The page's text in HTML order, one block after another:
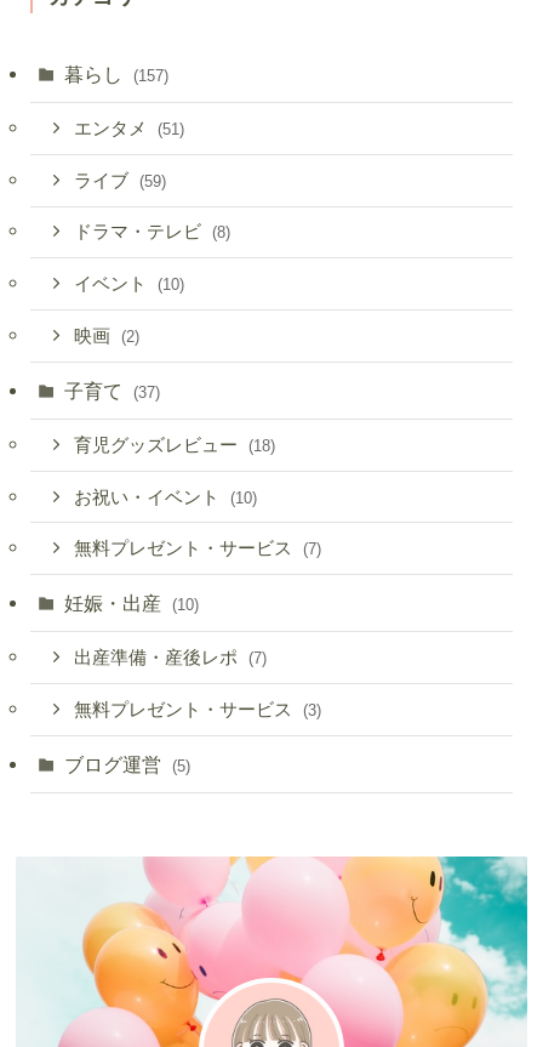
暮らし (157)
エンタメ (51)
ライブ (59)
ドラマ・テレビ (8)
イベント (10)
映画 (2)
子育て (37)
育児グッズレビュー (18)
お祝い・イベント (10)
無料プレゼント・サービス (7)
妊娠・出産 (10)
出産準備・産後レポ (7)
無料プレゼント・サービス (3)
ブログ運営 (5)